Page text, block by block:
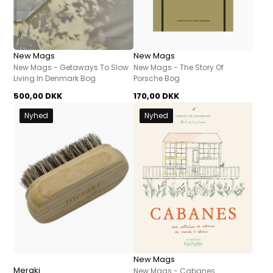
New Mags
New Mags - Getaways To Slow
Living In Denmark Bog
500,00 DKK
New Mags
New Mags - The Story Of
Porsche Bog
170,00 DKK
Nyhed
Meraki
Nyhed
New Mags
New Mags - Cabanes